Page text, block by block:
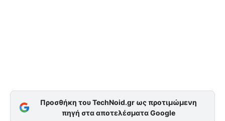
Προσθήκη του TechNoid.gr ως προτιμώμενη
πηγή στα αποτελέσματα Google